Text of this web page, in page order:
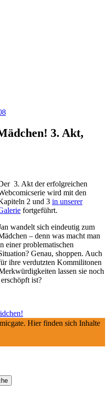
3. Akt,
3. Akt der erfolgreichen
wird mit den
2 und 3 in unserer
fortgeführt.
wandelt sich eindeutig zum
– denn was macht man
einer problematischen
Genau, shoppen. Auch
ihre verdutzten Kommilitonen
lassen sie noch
ist?
Hier finden sich Inhalte